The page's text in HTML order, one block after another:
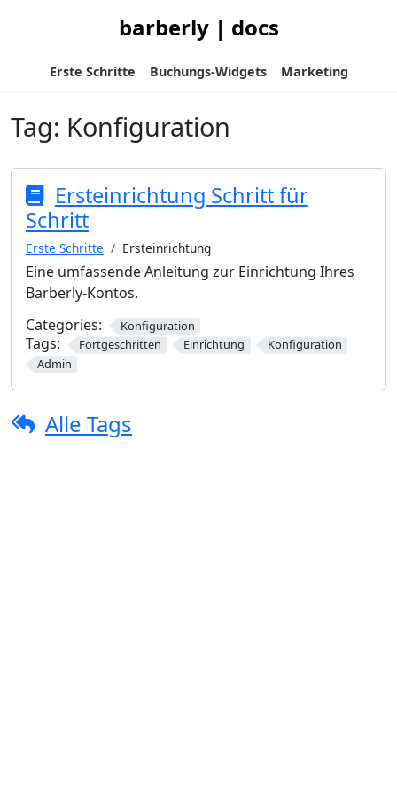
barberly | docs
Erste Schritte Buchungs-Widgets Marketing
Tag: Konfiguration
Ersteinrichtung Schritt für
Schritt
Erste Schritte Ersteinrichtung
Eine umfassende Anleitung zur Einrichtung Ihres
Barberly-Kontos.
Categories:
Konfiguration
Tags: Fortgeschritten Einrichtung
Konfiguration
Admin
Alle Tags